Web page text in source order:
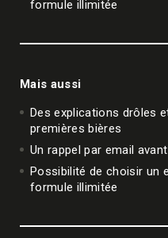
formule illimitée
Mais aussi
Des explications drôles
premières bières
Un rappel par email
Possibilité de choisir un
formule illimitée